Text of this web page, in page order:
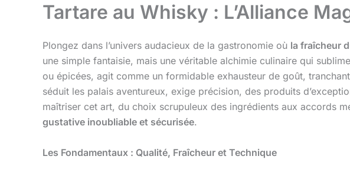
Tartare au Whisky : L’Alliance
Plongez dans l’univers audacieux de la gastronomie où la fraîcheur
une simple fantaisie, mais une véritable alchimie culinaire qui
ou épicées, agit comme un formidable exhausteur de goût,
séduit les palais aventureux, exige précision, des produits
maîtriser cet art, du choix scrupuleux des ingrédients aux accords
gustative inoubliable et sécurisée.
Les Fondamentaux : Qualité, Fraîcheur et Technique